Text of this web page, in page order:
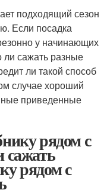
подходящий сезон
Если посадка
у начинающих
ли сажать разные
ли такой способ
случае хороший
приведенные
рядом с
рядом с